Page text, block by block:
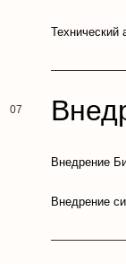
Технический
Внедрение
Внедрение